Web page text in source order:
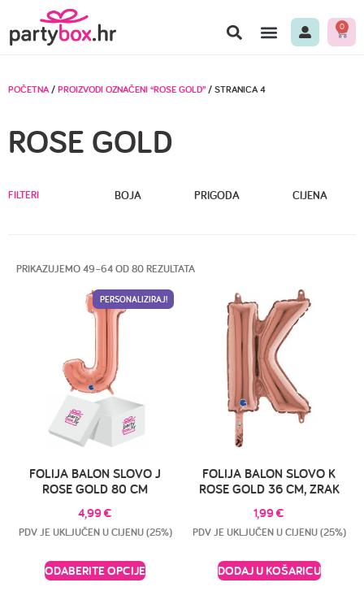
0
POČETNA/PROIZVODI OZNAČENI “ROSE GOLD”/ STRANICA 4
ROSE GOLD
FILTERI BOJA PRIGODA CIJENA
PRIKAZUJEMO 49–64 OD 80 REZULTATA
PERSONALIZIRAJ!
FOLIJA BALON SLOVO J
ROSE GOLD 80 CM
4,99€
PDV JE UKLJUČEN U CIJENU (25%)
ODABERITE OPCIJE
FOLIJA BALON SLOVO K
ROSE GOLD 36 CM, ZRAK
1,99€
PDV JE UKLJUČEN U CIJENU (25%)
DODAJ U KOŠARICU